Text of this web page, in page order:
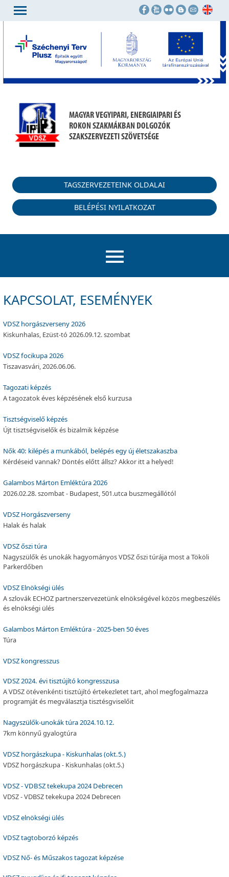
MAGYAR VEGYIPARI, ENERGIAIPARI ÉS
ROKON SZAKMÁKBAN DOLGOZÓK
SZAKSZERVEZETI SZÖVETSÉGE
TAGSZERVEZETEINK OLDALAI
BELÉPÉSI NYILATKOZAT
KAPCSOLAT, ESEMÉNYEK
VDSZ horgászverseny 2026
Kiskunhalas, Ezüst-tó 2026.09.12. szombat
VDSZ focikupa 2026
Tiszavasvári, 2026.06.06.
Tagozati képzés
A tagozatok éves képzésének első kurzusa
Tisztségviselő képzés
Újt tisztségviselők és bizalmik képzése
Nők 40: kilépés a munkából, belépés egy új életszakaszba
Kérdéseid vannak? Döntés előtt állsz? Akkor itt a helyed!
Galambos Márton Emléktúra 2026
2026.02.28. szombat - Budapest, 501.utca buszmegállótól
VDSZ Horgászverseny
Halak és halak
VDSZ őszi túra
Nagyszülők és unokák hagyományos VDSZ őszi túrája most a Tököli
Parkerdőben
VDSZ Elnökségi ülés
A szlovák ECHOZ partnerszervezetünk elnökségével közös megbeszélés
és elnökségi ülés
Galambos Márton Emléktúra - 2025-ben 50 éves
Túra
VDSZ kongresszus
VDSZ 2024. évi tisztújító kongresszusa
A VDSZ ötévenkénti tisztújító értekezletet tart, ahol megfogalmazza
programját és megválasztja tisztésgviselőit
Nagyszülők-unokák túra 2024.10.12.
7km könnyű gyalogtúra
VDSZ horgászkupa - Kiskunhalas (okt.5.)
VDSZ horgászkupa - Kiskunhalas (okt.5.)
VDSZ - VDBSZ tekekupa 2024 Debrecen
VDSZ - VDBSZ tekekupa 2024 Debrecen
VDSZ elnökségi ülés
VDSZ tagtoborzó képzés
VDSZ Nő- és Műszakos tagozat képzése